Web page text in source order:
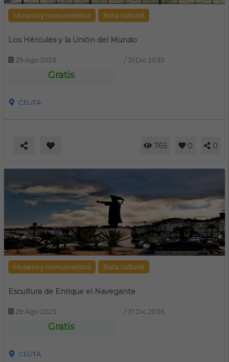
Museos y monumentos Ruta cultural
Los Hércules y la Unión del Mundo
29 Ago 2023 / 31 Dic 2035
Gratis
CEUTA
765 0 0
Museos y monumentos Ruta cultural
Escultura de Enrique el Navegante
29 Ago 2023 / 31 Dic 2035
Gratis
CEUTA